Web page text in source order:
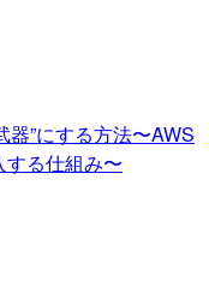
器”にする方法〜AWS
る仕組み〜